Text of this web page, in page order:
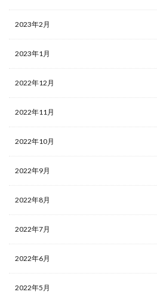
2023年2月
2023年1月
2022年12月
2022年11月
2022年10月
2022年9月
2022年8月
2022年7月
2022年6月
2022年5月